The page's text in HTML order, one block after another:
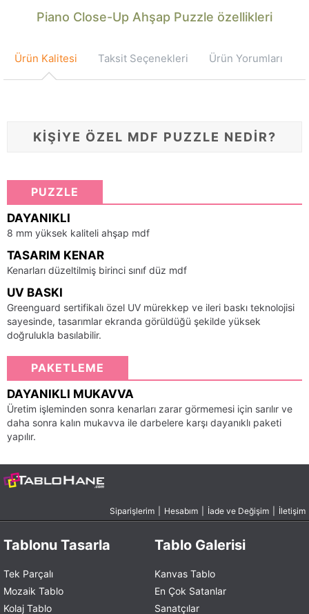
Piano Close-Up Ahşap Puzzle özellikleri
Ürün Kalitesi Taksit Seçenekleri Ürün Yorumları
KİŞİYE ÖZEL MDF PUZZLE NEDİR?
PUZZLE
DAYANIKLI
8 mm yüksek kaliteli ahşap mdf
TASARIM KENAR
Kenarları düzeltilmiş birinci sınıf düz mdf
UV BASKI
Greenguard sertifikalı özel UV mürekkep ve ileri baskı teknolojisi
sayesinde, tasarımlar ekranda görüldüğü şekilde yüksek
doğrulukla basılabilir.
PAKETLEME
DAYANIKLI MUKAVVA
Üretim işleminden sonra kenarları zarar görmemesi için sarılır ve
daha sonra kalın mukavva ile darbelere karşı dayanıklı paketi
yapılır.
Siparişlerim Hesabım İade ve Değişim İletişim
Tablonu Tasarla
Tek Parçalı
Mozaik Tablo
Kolaj Tablo
Tablo Galerisi
Kanvas Tablo
En Çok Satanlar
Sanatçılar